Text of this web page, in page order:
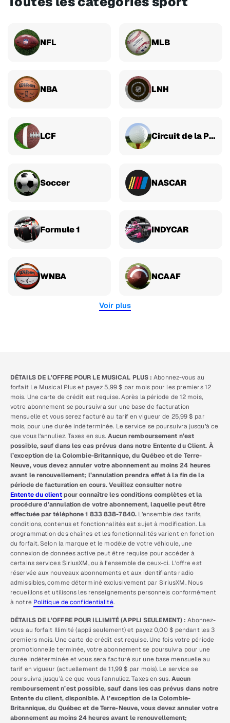
NFL MLB
NBA LNH
LCF Circuit de la PGA
Soccer NASCAR
Formule 1 INDYCAR
WNBA NCAAF
Voir plus
DÉTAILS DE L’OFFRE POUR LE MUSICAL PLUS : Abonnez-vous au
forfait Le Musical Plus et payez 5,99 $ par mois pour les premiers 12
mois. Une carte de crédit est requise. Après la période de 12 mois,
votre abonnement se poursuivra sur une base de facturation
mensuelle et vous serez facturé au tarif en vigueur de 25,99 $ par
mois, pour une durée indéterminée. Le service se poursuivra jusqu’à ce
que vous l’annuliez. Taxes en sus. Aucun remboursement n’est
possible, sauf dans les cas prévus dans notre Entente du Client. À
l’exception de la Colombie-Britannique, du Québec et de Terre-
Neuve, vous devez annuler votre abonnement au moins 24 heures
avant le renouvellement; l’annulation prendra effet à la fin de la
période de facturation en cours. Veuillez consulter notre
Entente du clientpour connaître les conditions complètes et la
procédure d’annulation de votre abonnement, laquelle peut être
effectuée par téléphone 1 833 838-7840.L’ensemble des tarifs,
conditions, contenus et fonctionnalités est sujet à modification. La
programmation des chaînes et les fonctionnalités varient en fonction
du forfait. Selon la marque et le modèle de votre véhicule, une
connexion de données active peut être requise pour accéder à
certains services SiriusXM, ou à l’ensemble de ceux-ci. L’offre est
réservée aux nouveaux abonnements et aux identifiants radio
admissibles, comme déterminé exclusivement par SiriusXM. Nous
recueillons et utilisons les renseignements personnels conformément
à notre Politique de confidentialité.
DÉTAILS DE L’OFFRE POUR ILLIMITÉ (APPLI SEULEMENT) : Abonnez-
vous au forfait Illimité (appli seulement) et payez 0,00 $ pendant les 3
premiers mois. Une carte de crédit est requise. Une fois votre période
promotionnelle terminée, votre abonnement se poursuivra pour une
durée indéterminée et vous sera facturé sur une base mensuelle au
tarif en vigueur (actuellement de 11,99 $ par mois). Le service se
poursuivra jusqu’à ce que vous l’annuliez. Taxes en sus.Aucun
remboursement n’est possible, sauf dans les cas prévus dans notre
Entente du client, disponible. À l’exception de la Colombie-
Britannique, du Québec et de Terre-Neuve, vous devez annuler votre
abonnement au moins 24 heures avant le renouvellement;